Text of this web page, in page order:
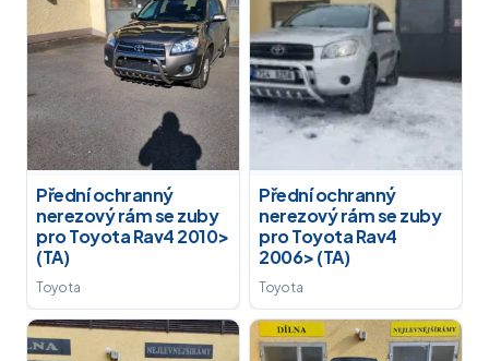
Přední ochranný
nerezový rám se zuby
pro Toyota Rav4 2010>
(TA)
Toyota
Přední ochranný
nerezový rám se zuby
pro Toyota Rav4
2006> (TA)
Toyota